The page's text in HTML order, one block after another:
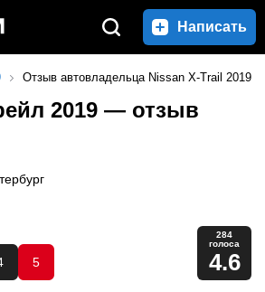
Написать
Отзыв автовладельца Nissan X-Trail 2019
2019 — отзыв
5
284
голоса
4.6